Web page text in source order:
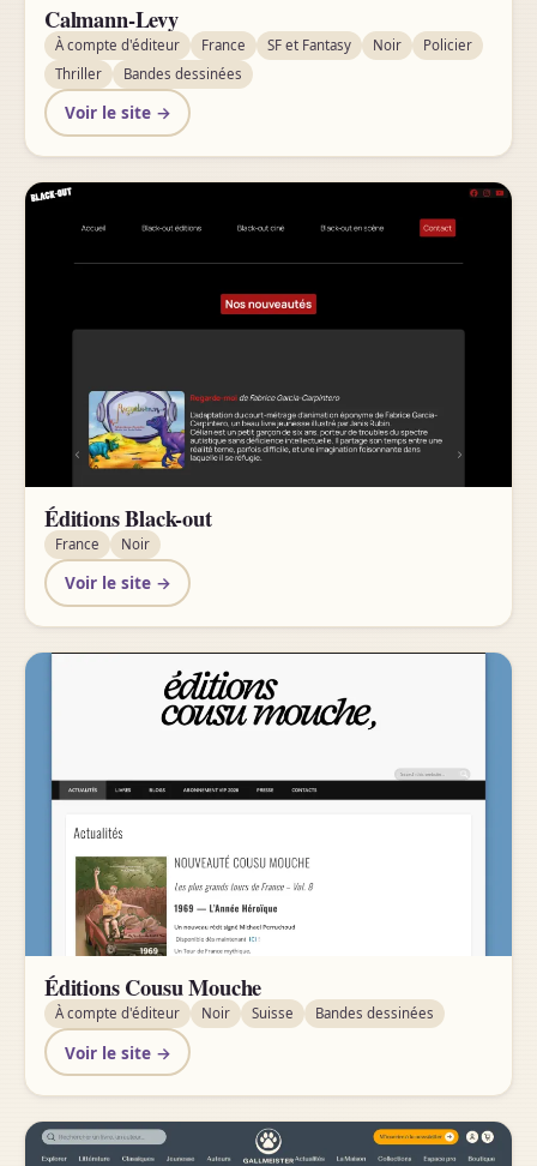
Calmann-Levy
À compte d'éditeur France SF et Fantasy Noir
Policier
Thriller
Bandes dessinées
Voir le site →
Éditions Black-out
France Noir
Voir le site →
Éditions Cousu Mouche
À compte d'éditeur Noir Suisse Bandes dessinées
Voir le site →